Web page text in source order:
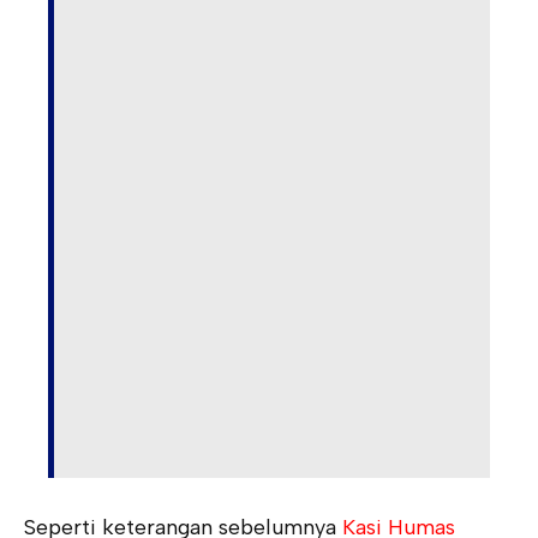
Seperti keterangan sebelumnya Kasi Humas